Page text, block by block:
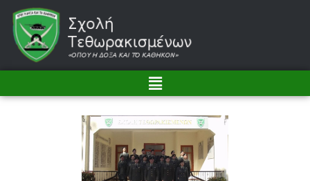
Μετάβαση
στο
περιεχόμενο
Menu